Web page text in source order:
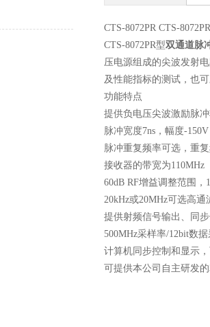
CTS-8072PR CTS-
CTS-8072PR型双通道脉
压电源组成的尖波发射
及性能指标的测试，也
功能特点
提供负电压尖波激励脉冲
脉冲宽度7ns，幅度-150V
脉冲重复频率可选，重复
接收器的带宽为110MHz
60dB RF增益调整范围，
20kHz或20MHz可选高通
提供射频信号输出、同
500MHz采样率/12bit数据
计算机同步控制和显示
可提供本公司自主研发的